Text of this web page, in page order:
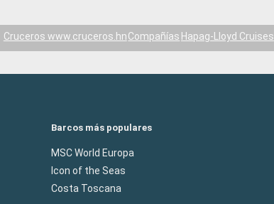
Cruceros www.cruceros.hnCompañías Hapag-Lloyd Cruises
Barcos más populares
MSC World Europa
Icon of the Seas
Costa Toscana